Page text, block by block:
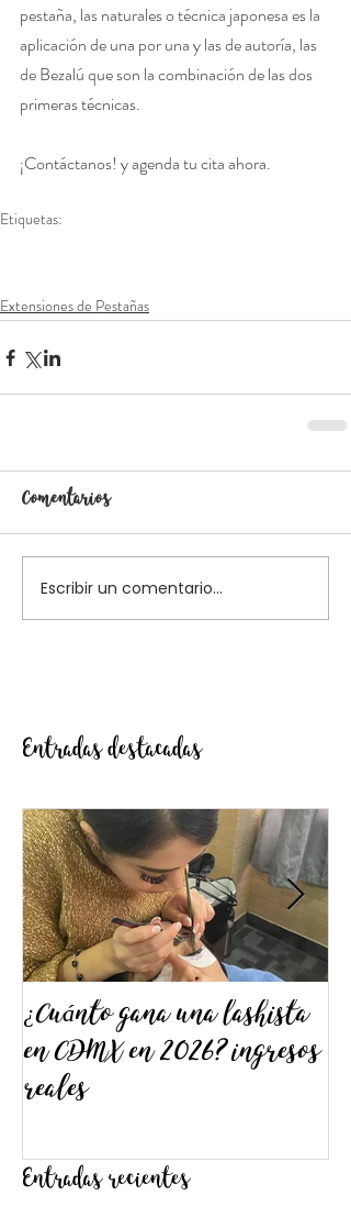
pestaña, las naturales o técnica japonesa es la
aplicación de una por una y las de autoría, las
de Bezalú que son la combinación de las dos
primeras técnicas.
¡Contáctanos! y agenda tu cita ahora.
Etiquetas:
Extensiones de Pestañas
Comentarios
Escribir un comentario...
Entradas destacadas
¿Cuánto gana una lashista
en CDMX en 2026? ingresos
reales
Entradas recientes